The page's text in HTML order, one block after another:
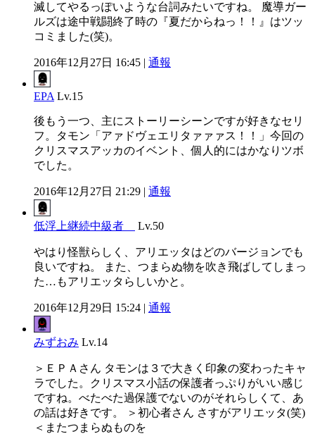
滅してやるっぽいような台詞みたいですね。 魔導ガー
ルズは途中戦闘終了時の『夏だからねっ！！』はツッ
コミました(笑)。
2016年12月27日 16:45 | 通報
EPA Lv.15
後もう一つ、主にストーリーシーンですが好きなセリ
フ。タモン「アァドヴェエリタァァァス！！」今回の
クリスマスアッカのイベント、個人的にはかなりツボ
でした。
2016年12月27日 21:29 | 通報
低浮上継続中級者 Lv.50
やはり怪獣らしく、アリエッタはどのバージョンでも
良いですね。 また、つまらぬ物を吹き飛ばしてしまっ
た…もアリエッタらしいかと。
2016年12月29日 15:24 | 通報
みずおみ Lv.14
＞ＥＰＡさん タモンは３で大きく印象の変わったキャ
ラでした。クリスマス小話の保護者っぷりがいい感じ
ですね。べたべた過保護でないのがそれらしくて、あ
の話は好きです。 ＞初心者さん さすがアリエッタ(笑)
＜またつまらぬものを